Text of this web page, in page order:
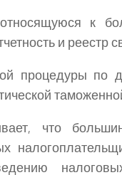
к
и реестр
процедуры по
что